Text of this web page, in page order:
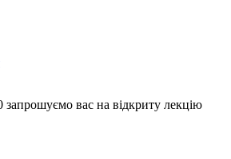
запрошуємо вас на відкриту лекцію